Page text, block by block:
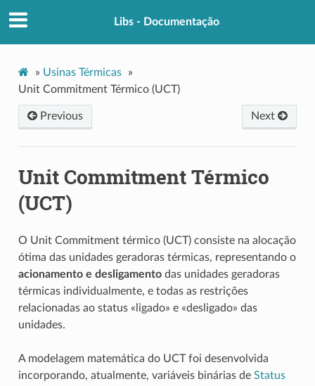
Libs - Documentação
» Usinas Térmicas
»
Unit Commitment Térmico (UCT)
Next
Previous
Unit Commitment Térmico
(UCT)
O Unit Commitment térmico (UCT) consiste na alocação
ótima das unidades geradoras térmicas, representando o
acionamento e desligamentodas unidades geradoras
térmicas individualmente, e todas as restrições
relacionadas ao status «ligado» e «desligado» das
unidades.
A modelagem matemática do UCT foi desenvolvida
incorporando, atualmente, variáveis binárias de Status